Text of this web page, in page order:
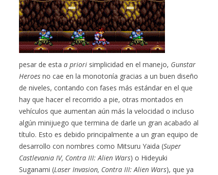
pesar de estaa priori simplicidad en el manejo, Gunstar
Heroes no cae en la monotonía gracias a un buen diseño
de niveles, contando con fases más estándar en el que
hay que hacer el recorrido a pie, otras montados en
vehículos que aumentan aún más la velocidad o incluso
algún minijuego que termina de darle un gran acabado al
título. Esto es debido principalmente a un gran equipo de
desarrollo con nombres como Mitsuru Yaida (Super
Castlevania IV, Contra III: Alien Wars) o Hideyuki
Suganami (Laser Invasion, Contra III: Alien Wars), que ya